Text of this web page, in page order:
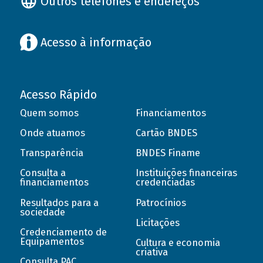
Acesso à informação
Acesso Rápido
Quem somos
Onde atuamos
Transparência
Consulta a
financiamentos
Resultados para a
sociedade
Credenciamento de
Equipamentos
Financiamentos
Cartão BNDES
BNDES Finame
Instituições financeiras
credenciadas
Patrocínios
Licitações
Cultura e economia
criativa